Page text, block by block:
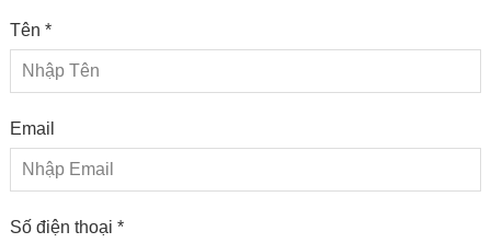
Tên *
Email
Số điện thoại *